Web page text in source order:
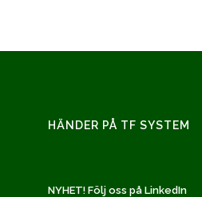
HÄNDER PÅ TF SYSTEM
NYHET! Följ oss på LinkedIn